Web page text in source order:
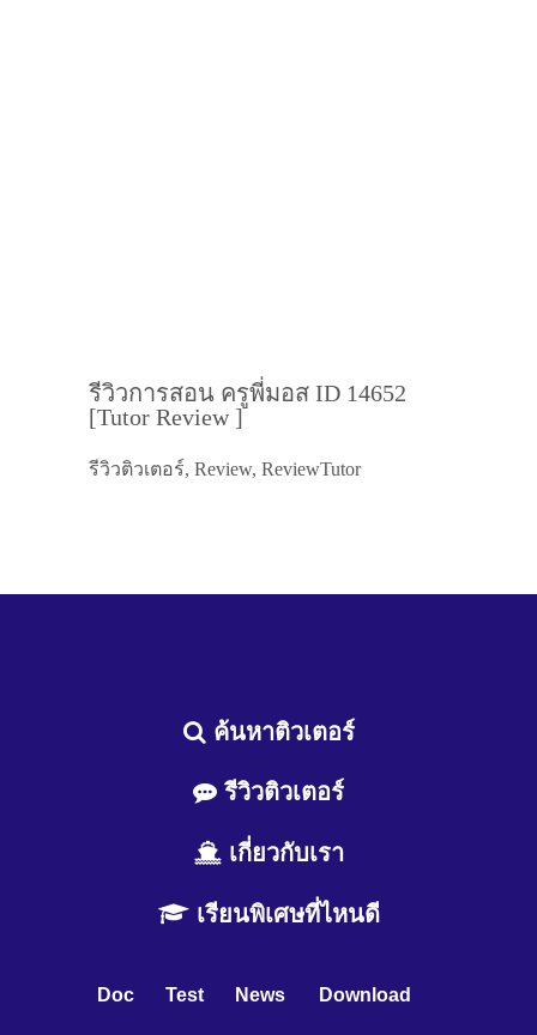
รีวิวการสอน ครูพี่มอส ID 14652
[Tutor Review ]
รีวิวติวเตอร์, Review, ReviewTutor
ค้นหาติวเตอร์
รีวิวติวเตอร์
เกี่ยวกับเรา
เรียนพิเศษที่ไหนดี
Doc Test News Download